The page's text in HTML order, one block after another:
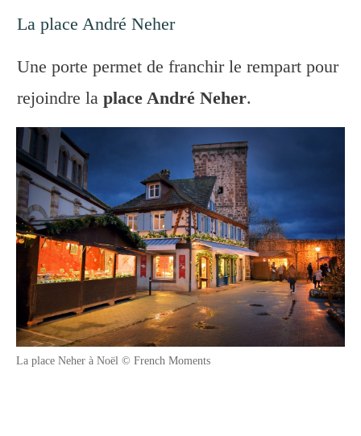
La place André Neher
Une porte permet de franchir le rempart pour
rejoindre la place André Neher.
La place Neher à Noël © French Moments